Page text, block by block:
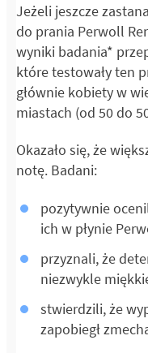
Jeżeli jeszcze
do prania Perwoll
wyniki badania*
które testowały ten
głównie kobiety w
miastach (od 50 do
Okazało się, że
notę. Badani:
pozytywnie
ich w płynie
przyznali, że
niezwykle
stwierdzili, że
zapobiegł